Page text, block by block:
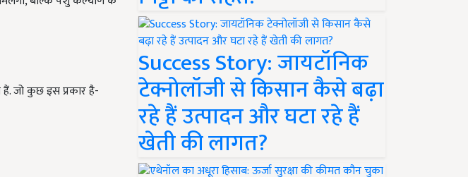
जो कुछ इस प्रकार है-
Success Story: जायटॉनिक
टेक्नोलॉजी से किसान कैसे बढ़ा
रहे हैं उत्पादन और घटा रहे हैं
खेती की लागत?